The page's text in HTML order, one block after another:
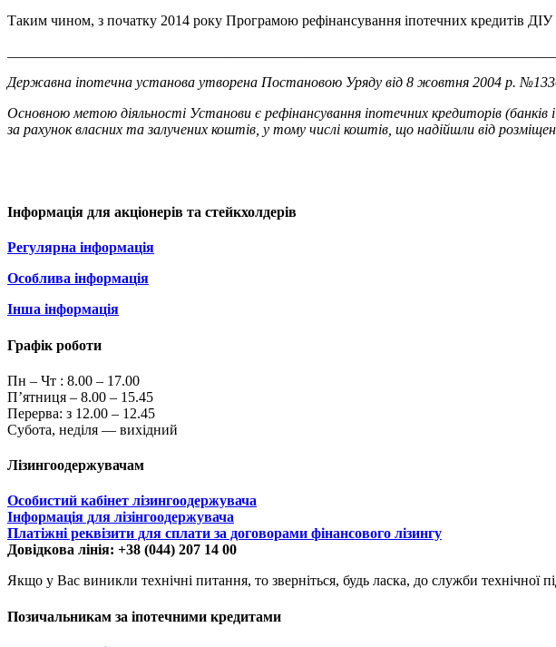
Таким чином, з початку 2014 року Програмою рефінансування іпотечних кредитів
Державна іпотечна установа утворена Постановою Уряду від 8 жовтня 2004 р.
Основною метою діяльності Установи є рефінансування іпотечних кредиторів (банків
за рахунок власних та залучених коштів, у тому числі коштів, що надійшли від
Інформація для акціонерів та стейкхолдерів
Регулярна інформація
Особлива інформація
Інша інформація
Графік роботи
Пн – Чт : 8.00 – 17.00
П’ятниця – 8.00 – 15.45
Перерва: з 12.00 – 12.45
Субота, неділя — вихідний
Лізингоодержувачам
Особистий кабінет лізингоодержувача
Інформація для лізінгоодержувача
Платіжні реквізити для сплати за договорами фінансового лізингу
Довідкова лінія: +38 (044) 207 14 00
Якщо у Вас виникли технічні питання, то зверніться, будь ласка, до служби технічної
Позичальникам за іпотечними кредитами